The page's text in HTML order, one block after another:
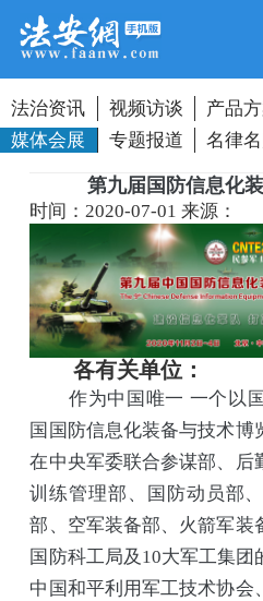
法治资讯 视频访谈 产品
媒体会展
专题报道 名律
第九届国防信息化
时间：2020-07-01来源：
各有关单位：
作为中国唯一 一个以国
国国防信息化装备与技术博
在中央军委联合参谋部、后
训练管理部、国防动员部
部、空军装备部、火箭军装
国防科工局及10大军工集
中国和平利用军工技术协会